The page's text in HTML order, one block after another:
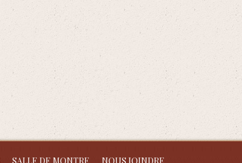
SALLE DE MONTRE NOUS JOINDRE